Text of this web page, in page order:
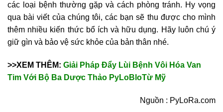
các loại bệnh thường gặp và cách phòng tránh. Hy vọng
qua bài viết của chúng tôi, các bạn sẽ thu được cho mình
thêm nhiều kiến thức bổ ích và hữu dụng. Hãy luôn chú ý
giữ gìn và bảo vệ sức khỏe của bản thân nhé.
>>XEM THÊM: Giải Pháp Đẩy Lùi Bệnh Vôi Hóa Van
Tim Với Bộ Ba Dược Thảo PyLoBloTừ Mỹ
Nguồn : PyLoRa.com